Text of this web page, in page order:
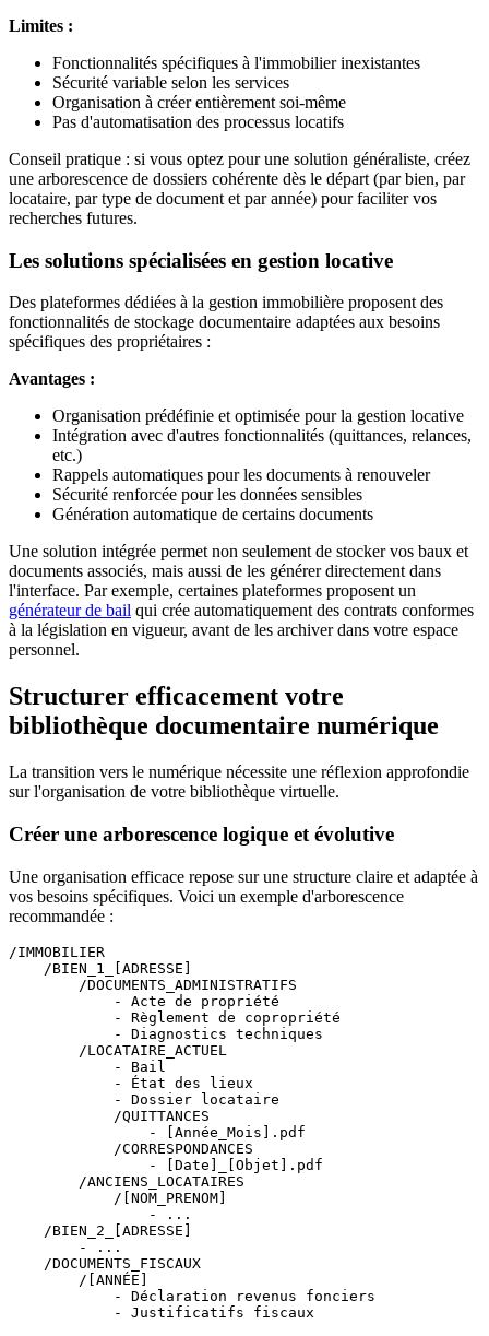
Limites :
Fonctionnalités spécifiques à l'immobilier inexistantes
Sécurité variable selon les services
Organisation à créer entièrement soi-même
Pas d'automatisation des processus locatifs
Conseil pratique : si vous optez pour une solution généraliste, créez
une arborescence de dossiers cohérente dès le départ (par bien, par
locataire, par type de document et par année) pour faciliter vos
recherches futures.
Les solutions spécialisées en gestion locative
Des plateformes dédiées à la gestion immobilière proposent des
fonctionnalités de stockage documentaire adaptées aux besoins
spécifiques des propriétaires :
Avantages :
Organisation prédéfinie et optimisée pour la gestion locative
Intégration avec d'autres fonctionnalités (quittances, relances,
etc.)
Rappels automatiques pour les documents à renouveler
Sécurité renforcée pour les données sensibles
Génération automatique de certains documents
Une solution intégrée permet non seulement de stocker vos baux et
documents associés, mais aussi de les générer directement dans
l'interface. Par exemple, certaines plateformes proposent un
générateur de bail qui crée automatiquement des contrats conformes
à la législation en vigueur, avant de les archiver dans votre espace
personnel.
Structurer efficacement votre
bibliothèque documentaire numérique
La transition vers le numérique nécessite une réflexion approfondie
sur l'organisation de votre bibliothèque virtuelle.
Créer une arborescence logique et évolutive
Une organisation efficace repose sur une structure claire et adaptée à
vos besoins spécifiques. Voici un exemple d'arborescence
recommandée :
/IMMOBILIER
    /BIEN_1_[ADRESSE]
        /DOCUMENTS_ADMINISTRATIFS
            - Acte de propriété
            - Règlement de copropriété
            - Diagnostics techniques
        /LOCATAIRE_ACTUEL
            - Bail
            - État des lieux
            - Dossier locataire
            /QUITTANCES
                - [Année_Mois].pdf
            /CORRESPONDANCES
                - [Date]_[Objet].pdf
        /ANCIENS_LOCATAIRES
            /[NOM_PRENOM]
                - ...
    /BIEN_2_[ADRESSE]
        - ...
    /DOCUMENTS_FISCAUX
        /[ANNÉE]
            - Déclaration revenus fonciers